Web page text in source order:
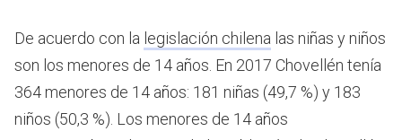
De acuerdo con la legislación chilena las niñas y niños
son los menores de 14 años. En 2017 Chovellén tenía
364 menores de 14 años: 181 niñas (49,7 %) y 183
niños (50,3 %). Los menores de 14 años